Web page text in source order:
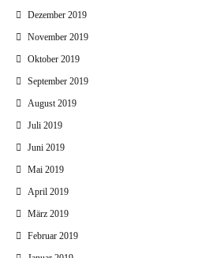
Dezember 2019
November 2019
Oktober 2019
September 2019
August 2019
Juli 2019
Juni 2019
Mai 2019
April 2019
März 2019
Februar 2019